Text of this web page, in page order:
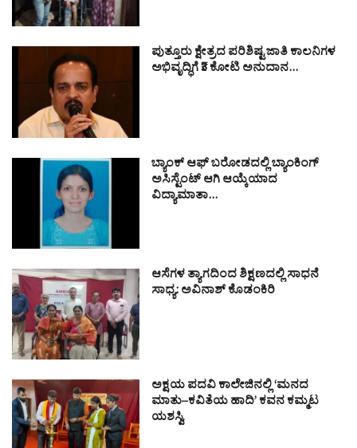
ಪುತ್ತೂರು ಕ್ಷೇತ್ರದ ಪರಿಶಿಷ್ಟ ಜಾತಿ ಕಾಲನಿಗಳ
ಅಭಿವೃದ್ಧಿಗೆ ₹3 ಕೋಟಿ ಅನುದಾನ…
ಬ್ಯಾಂಕ್ ಆಫ್ ಬರೋಡದಲ್ಲಿ ಬ್ಯಾಂಕಿಂಗ್
ಅಸಿಸ್ಟೆಂಟ್ ಆಗಿ ಆಯ್ಕೆಯಾದ
ವಿದ್ಯಾಮಾತಾ…
ಆಸೆಗಳ ತ್ಯಾಗದಿಂದ ಶಿಕ್ಷಣದಲ್ಲಿ ಸಾಧನೆ
ಸಾಧ್ಯ: ಅವಿನಾಶ್ ಕೊಡಂಕಿರಿ
ಅಕ್ಷಯ ಪದವಿ ಕಾಲೇಜಿನಲ್ಲಿ ‘ಮನದ
ಮಾತು–ಕವಿತೆಯ ಹಾದಿ’ ಕವನ ಕಮ್ಮಟ
ಯಶಸ್ವಿ